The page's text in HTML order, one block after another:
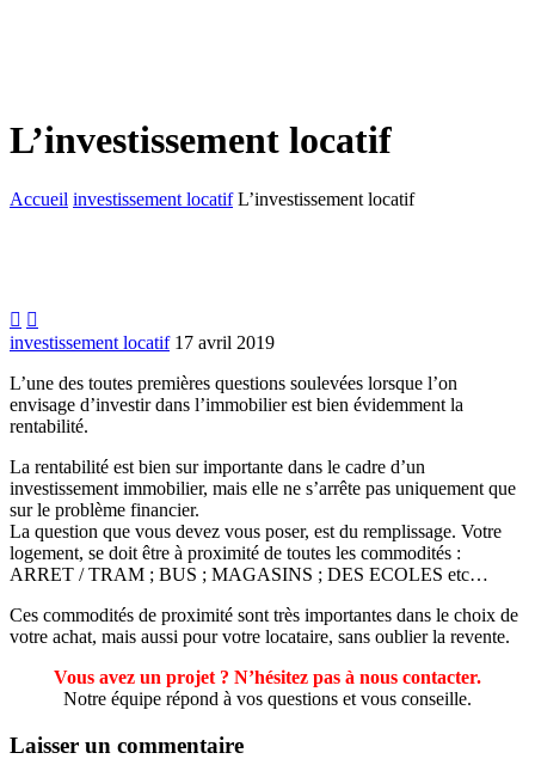
L’investissement locatif
Accueil investissement locatif L’investissement locatif
 
investissement locatif 17 avril 2019
L’une des toutes premières questions soulevées lorsque l’on
envisage d’investir dans l’immobilier est bien évidemment la
rentabilité.
La rentabilité est bien sur importante dans le cadre d’un
investissement immobilier, mais elle ne s’arrête pas uniquement que
sur le problème financier.
La question que vous devez vous poser, est du remplissage. Votre
logement, se doit être à proximité de toutes les commodités :
ARRET / TRAM ; BUS ; MAGASINS ; DES ECOLES etc…
Ces commodités de proximité sont très importantes dans le choix de
votre achat, mais aussi pour votre locataire, sans oublier la revente.
Vous avez un projet ? N’hésitez pas à nous contacter.
Notre équipe répond à vos questions et vous conseille.
Laisser un commentaire